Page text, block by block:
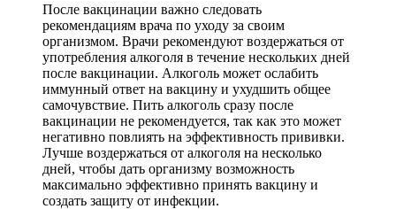
После вакцинации важно следовать
рекомендациям врача по уходу за своим
организмом. Врачи рекомендуют воздержаться от
употребления алкоголя в течение нескольких дней
после вакцинации. Алкоголь может ослабить
иммунный ответ на вакцину и ухудшить общее
самочувствие. Пить алкоголь сразу после
вакцинации не рекомендуется, так как это может
негативно повлиять на эффективность прививки.
Лучше воздержаться от алкоголя на несколько
дней, чтобы дать организму возможность
максимально эффективно принять вакцину и
создать защиту от инфекции.